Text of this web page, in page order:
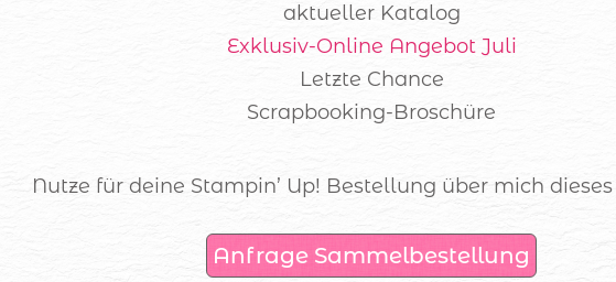
aktueller Katalog
Exklusiv-Online Angebot Juli
Letzte Chance
Scrapbooking-Broschüre
Nutze für deine Stampin’ Up! Bestellung über mich
Anfrage Sammelbestellung